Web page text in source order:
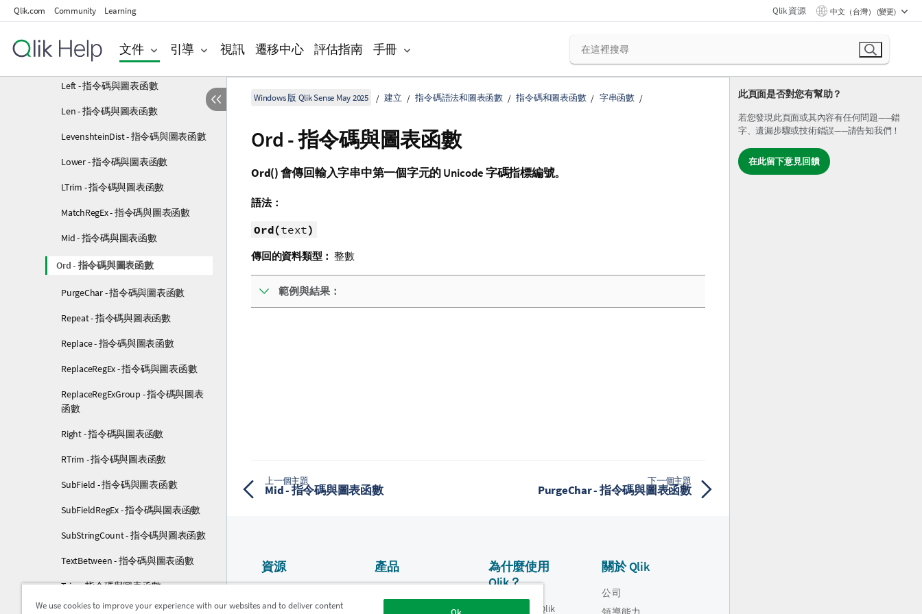
Qlik.com Community Learning Qlik 資源 中文（台灣） (變更)
文件 引導 視訊 遷移中心 評估指南 手冊
JsonSet - 指令碼與圖表函數
KeepChar - 指令碼與圖表函數
Left - 指令碼與圖表函數
Len - 指令碼與圖表函數
LevenshteinDist - 指令碼與圖表函數
Lower - 指令碼與圖表函數
LTrim - 指令碼與圖表函數
MatchRegEx - 指令碼與圖表函數
Mid - 指令碼與圖表函數
Ord - 指令碼與圖表函數
PurgeChar - 指令碼與圖表函數
Repeat - 指令碼與圖表函數
Replace - 指令碼與圖表函數
ReplaceRegEx - 指令碼與圖表函數
ReplaceRegExGroup - 指令碼與圖表
函數
Right - 指令碼與圖表函數
RTrim - 指令碼與圖表函數
SubField - 指令碼與圖表函數
SubFieldRegEx - 指令碼與圖表函數
SubStringCount - 指令碼與圖表函數
TextBetween - 指令碼與圖表函數
Trim - 指令碼與圖表函數
Upper - 指令碼與圖表函數
此頁面是否對您有幫助？
若您發現此頁面或其內容有任何問題——錯
字、遺漏步驟或技術錯誤——請告知我們！
在此留下意見回饋
Windows 版 Qlik Sense May 2025 建立 指令碼語法和圖表函數 指令碼和圖表函數 字串函數
Ord - 指令碼與圖表函數
Ord()會傳回輸入字串中第一個字元的Unicode字碼指標編號。
語法：
Ord(text)
傳回的資料類型： 整數
範例與結果：
上一個主題
Mid - 指令碼與圖表函數
下一個主題
PurgeChar - 指令碼與圖表函數
資源 產品
為什麼使用
Qlik？
為什麼使用 Qlik
關於 Qlik
公司
We use cookies to improve your experience with our websites and to deliver content